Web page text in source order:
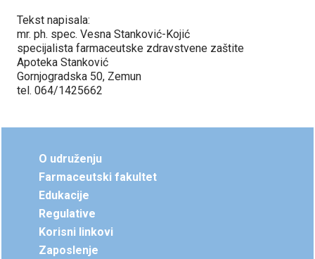
Tekst napisala:
mr. ph. spec. Vesna Stanković-Kojić
specijalista farmaceutske zdravstvene zaštite
Apoteka Stanković
Gornjogradska 50, Zemun
tel. 064/1425662
O udruženju
Farmaceutski fakultet
Edukacije
Regulative
Korisni linkovi
Zaposlenje